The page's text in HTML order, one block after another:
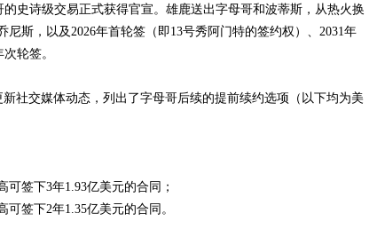
诗级交易正式获得官宣。雄鹿送出字母哥和波蒂斯，从热火换
尼斯，以及2026年首轮签（即13号秀阿门特的签约权）、2031年
轮签。
社交媒体动态，列出了字母哥后续的提前续约选项（以下均为美
签下3年1.93亿美元的合同；
签下2年1.35亿美元的合同。